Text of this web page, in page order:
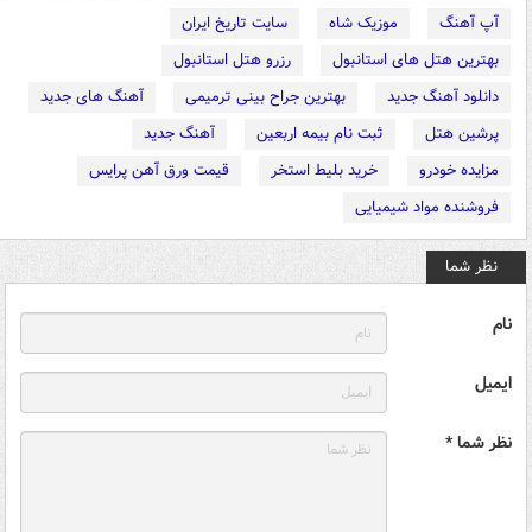
آپ آهنگ موزیک شاه
سایت تاریخ ایران
بهترین هتل های استانبول
رزرو هتل استانبول
دانلود آهنگ جدید
بهترین جراح بینی ترمیمی
آهنگ های جدید
پرشین هتل
ثبت نام بیمه اربعین
آهنگ جدید
مزایده خودرو
خرید بلیط استخر
قیمت ورق آهن پرایس
فروشنده مواد شیمیایی
نظر شما
نام
ایمیل
نظر شما *